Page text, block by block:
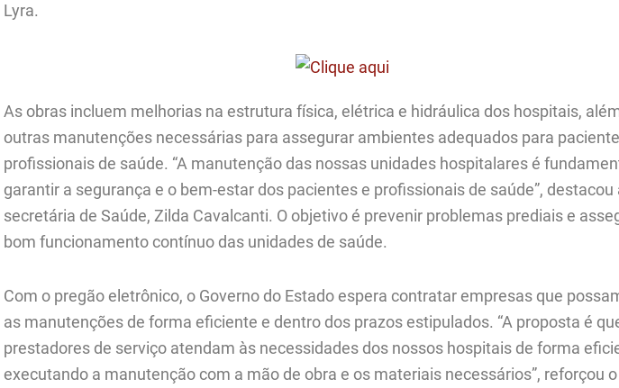
Lyra.
As obras incluem melhorias na estrutura física, elétrica e hidráulica dos hospitais,
outras manutenções necessárias para assegurar ambientes adequados para
profissionais de saúde. “A manutenção das nossas unidades hospitalares é
garantir a segurança e o bem-estar dos pacientes e profissionais de saúde”, destacou
secretária de Saúde, Zilda Cavalcanti. O objetivo é prevenir problemas prediais e
bom funcionamento contínuo das unidades de saúde.
Com o pregão eletrônico, o Governo do Estado espera contratar empresas que
as manutenções de forma eficiente e dentro dos prazos estipulados. “A proposta é
prestadores de serviço atendam às necessidades dos nossos hospitais de forma
executando a manutenção com a mão de obra e os materiais necessários”, reforçou